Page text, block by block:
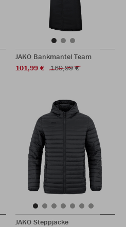
JAKO Bankmantel Team
101,99 €
169,99 €
JAKO Steppjacke